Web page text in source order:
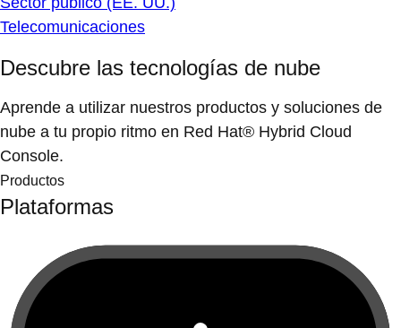
Telecomunicaciones
Descubre las tecnologías de nube
Aprende a utilizar nuestros productos y soluciones de
nube a tu propio ritmo en Red Hat® Hybrid Cloud
Console.
Productos
Plataformas